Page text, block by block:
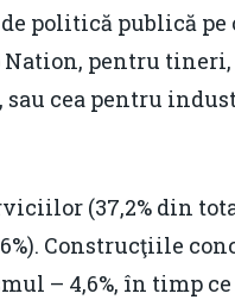
politică publică pe
pentru tineri,
sau cea pentru
(37,2% din
Construcţiile
– 4,6%, în timp ce